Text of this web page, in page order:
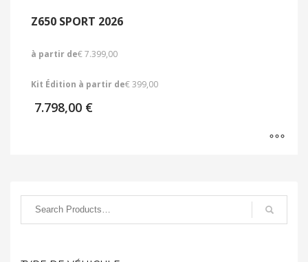
Z650 SPORT 2026
à partir de€ 7.399,00
Kit Édition à partir de€ 399,00
7.798,00 €